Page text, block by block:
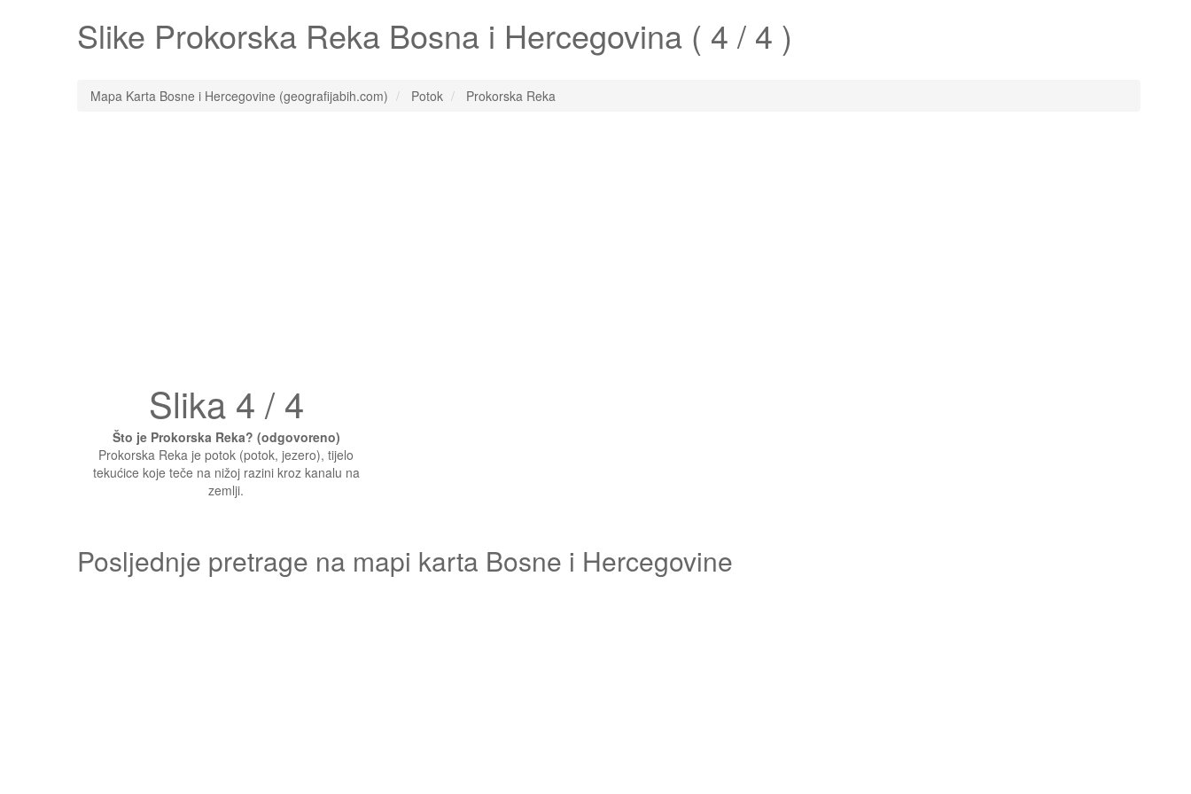
Slike Prokorska Reka Bosna i Hercegovina ( 4 / 4 )
Mapa Karta Bosne i Hercegovine (geografijabih.com) Potok Prokorska Reka
Slika 4 / 4
Što je Prokorska Reka? (odgovoreno)
Prokorska Reka je potok (potok, jezero), tijelo
tekućice koje teče na nižoj razini kroz kanalu na
zemlji.
Posljednje pretrage na mapi karta Bosne i Hercegovine